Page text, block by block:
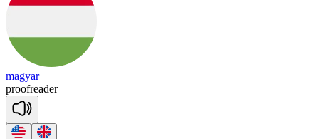
magyar
proofreader